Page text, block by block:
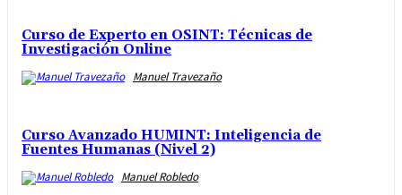
Curso de Experto en OSINT: Técnicas de
Investigación Online
Manuel Travezaño
Curso Avanzado HUMINT: Inteligencia de
Fuentes Humanas (Nivel 2)
Manuel Robledo